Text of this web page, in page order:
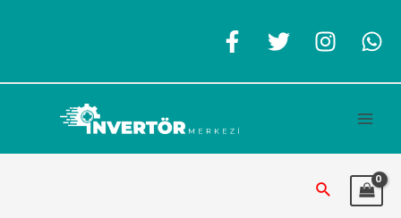
Arama